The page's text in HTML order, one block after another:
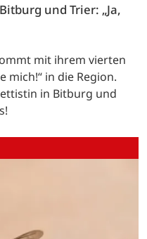
und Trier: „Ja,
mit ihrem vierten
mich!“ in die Region.
in Bitburg und